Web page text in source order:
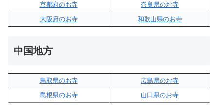
京都府のお寺
奈良県のお寺
大阪府のお寺
和歌山県のお寺
中国地方
鳥取県のお寺
広島県のお寺
島根県のお寺
山口県のお寺